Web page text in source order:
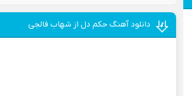
دانلود آهنگ حکم دل از شهاب فالجی